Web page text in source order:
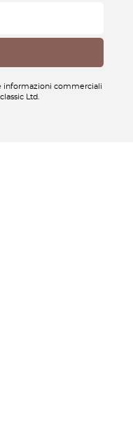
informazioni commerciali
Ltd.